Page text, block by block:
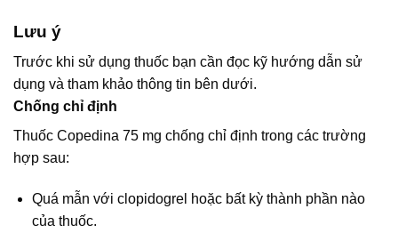
Lưu ý
Trước khi sử dụng thuốc bạn cần đọc kỹ hướng dẫn sử
dụng và tham khảo thông tin bên dưới.
Chống chỉ định
Thuốc Copedina 75 mg chống chỉ định trong các trường
hợp sau:
Quá mẫn với clopidogrel hoặc bất kỳ thành phần nào
của thuốc.